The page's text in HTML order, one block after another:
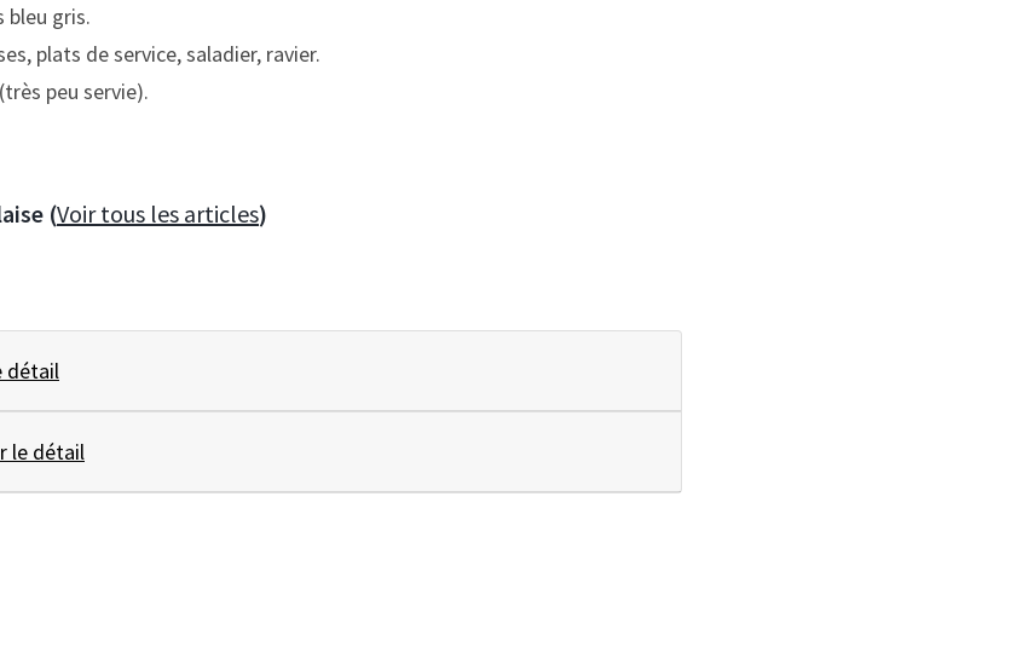
bleu gris.
plats de service, saladier, ravier.
peu servie).
(Voir tous les articles)
détail
le détail